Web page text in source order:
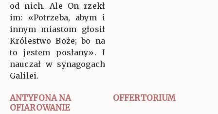
od nich. Ale On rzekł
im: «Potrzeba, abym i
innym miastom głosił
Królestwo Boże; bo na
to jestem posłany». I
nauczał w synagogach
Galilei.
ANTYFONA NA
OFIAROWANIE
OFFERTORIUM